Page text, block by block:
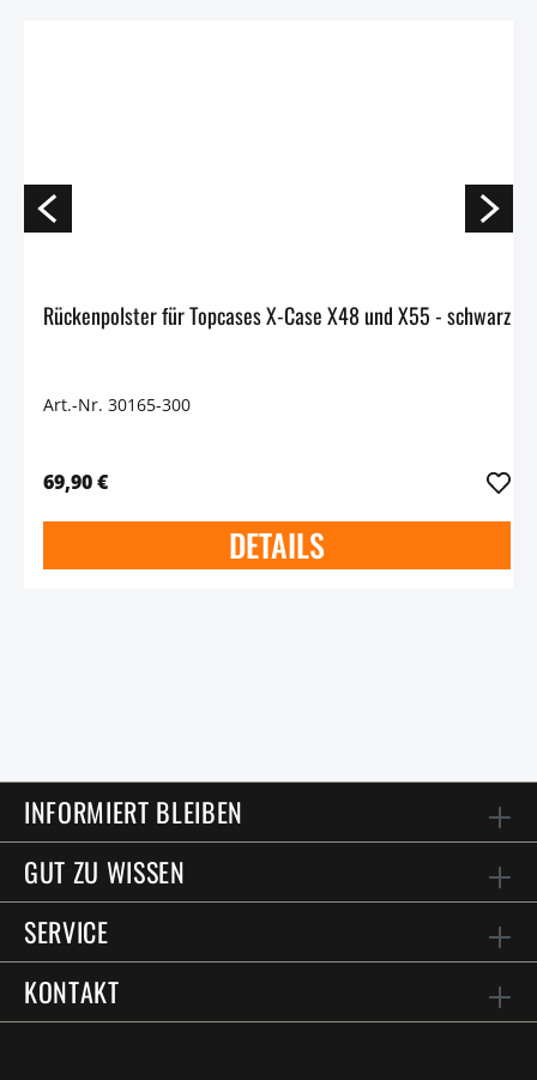
Rückenpolster für Topcases X-Case X48 und X55 - schwarz
Art.-Nr. 30165-300
69,90 €
DETAILS
INFORMIERT BLEIBEN
GUT ZU WISSEN
SERVICE
KONTAKT